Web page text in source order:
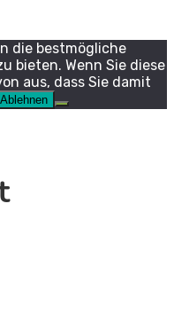
die bestmögliche
bieten. Wenn Sie diese
aus, dass Sie damit
Ablehnen